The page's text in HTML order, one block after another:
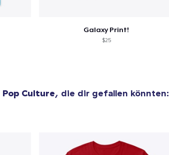
Galaxy Print!
$25
Pop Culture, die dir gefallen könnten: